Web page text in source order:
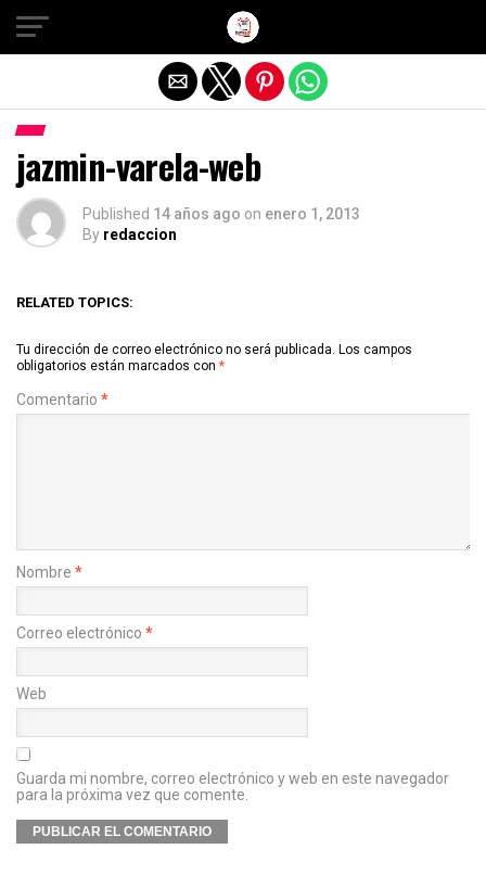
jazmin-varela-web
Published 14 años ago on enero 1, 2013
By redaccion
RELATED TOPICS:
Tu dirección de correo electrónico no será publicada. Los campos
obligatorios están marcados con *
Comentario *
Nombre *
Correo electrónico *
Web
Guarda mi nombre, correo electrónico y web en este navegador
para la próxima vez que comente.
Salir de la versión móvil